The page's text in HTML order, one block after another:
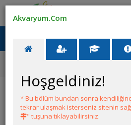
Ana Menü
Hastalıklar ve İlaçlar
Transgenetik Tetrada Sıkıntı
YANIT YAZ
Akvaryum.Com
Hoşgeldiniz!
* Bu bölüm bundan sonra
tekrar ulaşmak isterseniz sitenin
" tuşuna tıklayabilirsiniz.